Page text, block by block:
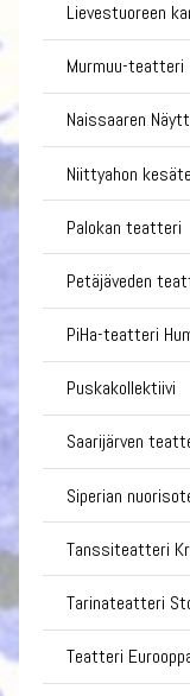
Lievestuoreen
Murmuu-teatteri
Naissaaren
Niittyahon
Palokan teatteri
Petäjäveden
PiHa-teatteri
Puskakollektiivi
Saarijärven
Siperian
Tanssiteatteri
Tarinateatteri
Teatteri